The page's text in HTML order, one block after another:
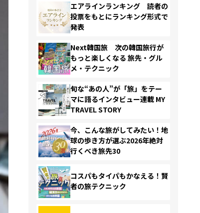
エアラインランキング 読者の
投票をもとにランキング形式で
発表
Next韓国旅 次の韓国旅行が
もっと楽しくなる 旅先・グル
メ・テクニック
旬な“あの人”が「旅」をテー
マに語るインタビュー連載 MY
TRAVEL STORY
今、こんな旅がしてみたい！地
球の歩き方が選ぶ2026年絶対
行くべき旅先30
コスパもタイパもかなえる！賢
者の旅テクニック